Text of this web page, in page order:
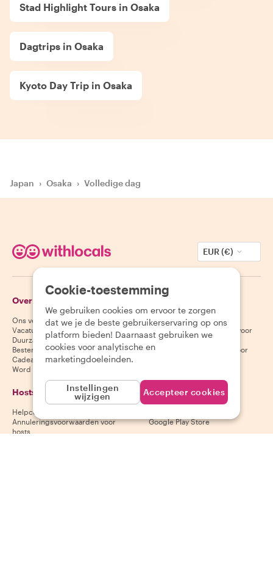
Stad Highlight Tours in Osaka
Dagtrips in Osaka
Kyoto Day Trip in Osaka
Japan › Osaka › Volledige dag
EUR (€)
Over Withlocals
Ons verhaal
Vacatures
Duurzaamheid
Bestemmingen
Cadeaubonnen
Word partner
Gasten
Helpcentrum voor gasten
Annuleringsvoorwaarden voor
gasten
Algemene voorwaarden voor
Hosts
Helpcentrum voor hosts
Annuleringsvoorwaarden voor
hosts
Download onze app
Google Play Store
Cookie-toestemming
We gebruiken cookies om ervoor te zorgen
dat we je de beste gebruikerservaring op ons
platform bieden! Daarnaast gebruiken we
cookies voor analytische en
marketingdoeleinden.
Instellingen
wijzigen
Accepteer cookies